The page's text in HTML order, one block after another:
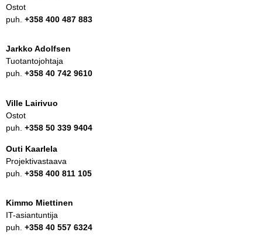
Ostot
puh. +358 400 487 883
Jarkko Adolfsen
Tuotantojohtaja
puh. +358 40 742 9610
Ville Lairivuo
Ostot
puh. +358 50 339 9404
Outi Kaarlela
Projektivastaava
puh. +358 400 811 105
Kimmo Miettinen
IT-asiantuntija
puh. +358 40 557 6324